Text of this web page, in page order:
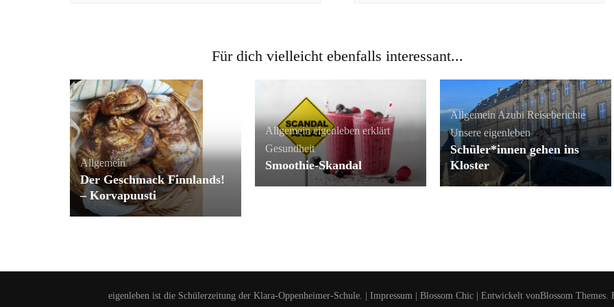
Für dich vielleicht ebenfalls interessant...
Allgemein
Der Geschmack Finnlands!
– Korvapuusti
Allgemein eigenleben erklärt
Gesundheit
Smoothie-Skandal
AllgemeinAzubi Reiseberichte
Unsere eigenleben
Schüler*innen gehen ins
Kloster
eigenleben ist die Schülerzeitung der Klara-Oppenheimer-Schule. | Impressum Blossom Chic | Entwickelt vonBlossom Themes